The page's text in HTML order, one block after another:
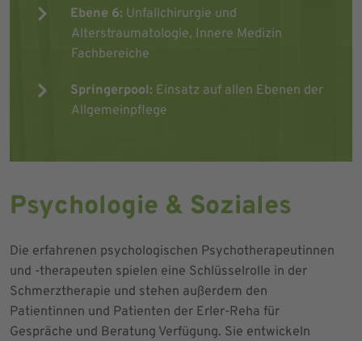
Ebene 6: Unfallchirurgie und
Alterstraumatologie, Innere Medizin
Fachbereiche
Springerpool: Einsatz auf allen Ebenen der
Allgemeinpflege
Psychologie & Soziales
Die erfahrenen psychologischen Psychotherapeutinnen
und -therapeuten spielen eine Schlüsselrolle in der
Schmerztherapie und stehen außerdem den
Patientinnen und Patienten der Erler-Reha für
Gespräche und Beratung Verfügung. Sie entwickeln